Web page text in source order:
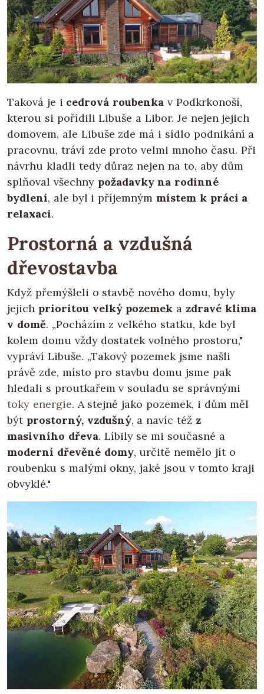
Taková je i cedrová roubenka v Podkrkonoší,
kterou si pořídili Libuše a Libor. Je nejen jejich
domovem, ale Libuše zde má i sídlo podnikání a
pracovnu, tráví zde proto velmi mnoho času. Při
návrhu kladli tedy důraz nejen na to, aby dům
splňoval všechny požadavky na rodinné
bydlení, ale byl i příjemným místem k práci a
relaxaci.
Prostorná a vzdušná
dřevostavba
Když přemýšleli o stavbě nového domu, byly
jejich prioritou velký pozemek a zdravé klima
v domě. „Pocházím z velkého statku, kde byl
kolem domu vždy dostatek volného prostoru,"
vypráví Libuše. „Takový pozemek jsme našli
právě zde, místo pro stavbu domu jsme pak
hledali s proutkařem v souladu se správnými
toky energie. A stejně jako pozemek, i dům měl
být prostorný, vzdušný, a navíc též z
masivního dřeva. Líbily se mi současné a
moderní dřevěné domy, určitě nemělo jít o
roubenku s malými okny, jaké jsou v tomto kraji
obvyklé."